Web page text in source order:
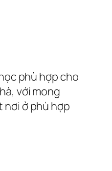
phù hợp cho
với mong
nơi ở phù hợp